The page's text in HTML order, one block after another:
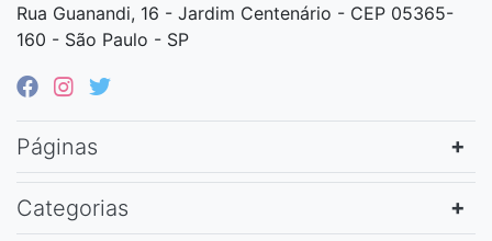
Rua Guanandi, 16 - Jardim Centenário - CEP 05365-
160 - São Paulo - SP
Páginas
Categorias